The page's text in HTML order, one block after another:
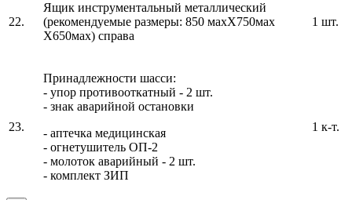
22.
Ящик инструментальный металлический
(рекомендуемые размеры: 850 махХ750мах
Х650мах) справа
1 шт.
23.
Принадлежности шасси:
- упор противооткатный - 2 шт.
- знак аварийной остановки
- аптечка медицинская
- огнетушитель ОП-2
- молоток аварийный - 2 шт.
- комплект ЗИП
1 к-т.